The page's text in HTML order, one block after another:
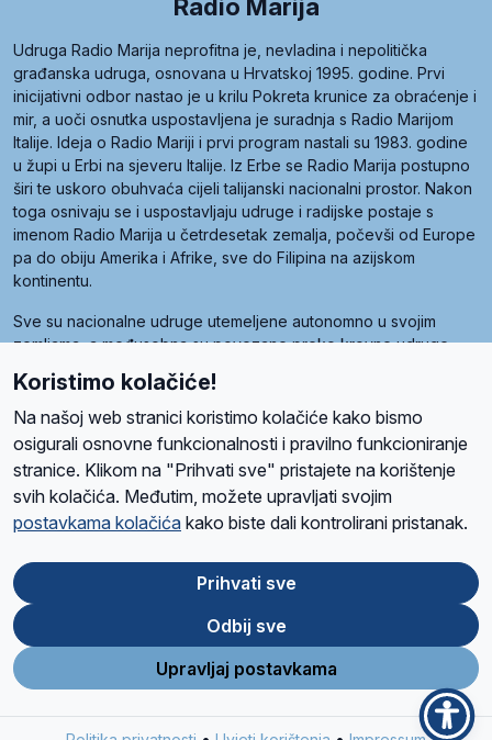
Radio Marija
Udruga Radio Marija neprofitna je, nevladina i nepolitička
građanska udruga, osnovana u Hrvatskoj 1995. godine. Prvi
inicijativni odbor nastao je u krilu Pokreta krunice za obraćenje i
mir, a uoči osnutka uspostavljena je suradnja s Radio Marijom
Italije. Ideja o Radio Mariji i prvi program nastali su 1983. godine
u župi u Erbi na sjeveru Italije. Iz Erbe se Radio Marija postupno
širi te uskoro obuhvaća cijeli talijanski nacionalni prostor. Nakon
toga osnivaju se i uspostavljaju udruge i radijske postaje s
imenom Radio Marija u četrdesetak zemalja, počevši od Europe
pa do obiju Amerika i Afrike, sve do Filipina na azijskom
kontinentu.
Sve su nacionalne udruge utemeljene autonomno u svojim
zemljama, a međusobna su povezane preko krovne udruge
Radio Maria). Svjetsku obitelj utemeljilo je sedam članica, među
kojima je i hrvatska Udruga Radio Marija.
O namaRadio ProgramVolonteriPrijateljiKontaktPravila privatnosti
Ova stranica je zaštićena Google reCAPTCHA sustavom
Store
Google
Play
Koristimo kolačiće!
Na našoj web stranici koristimo kolačiće kako bismo
osigurali osnovne funkcionalnosti i pravilno funkcioniranje
stranice. Klikom na "Prihvati sve" pristajete na korištenje
svih kolačića. Međutim, možete upravljati svojim
postavkama kolačića kako biste dali kontrolirani pristanak.
Prihvati sve
Odbij sve
Upravljaj postavkama